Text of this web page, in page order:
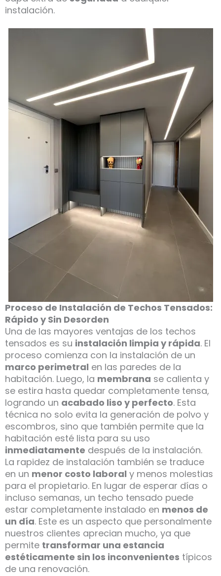
instalación.
Proceso de Instalación de Techos Tensados:
Rápido y Sin Desorden
Una de las mayores ventajas de los techos
tensados es su instalación limpia y rápida. El
proceso comienza con la instalación de un
marco perimetral en las paredes de la
habitación. Luego, la membrana se calienta y
se estira hasta quedar completamente tensa,
logrando un acabado liso y perfecto. Esta
técnica no solo evita la generación de polvo y
escombros, sino que también permite que la
habitación esté lista para su uso
inmediatamente después de la instalación.
La rapidez de instalación también se traduce
en un menor costo laboral y menos molestias
para el propietario. En lugar de esperar días o
incluso semanas, un techo tensado puede
estar completamente instalado en menos de
un día. Este es un aspecto que personalmente
nuestros clientes aprecian mucho, ya que
permite transformar una estancia
estéticamente sin los inconvenientes típicos
de una renovación.